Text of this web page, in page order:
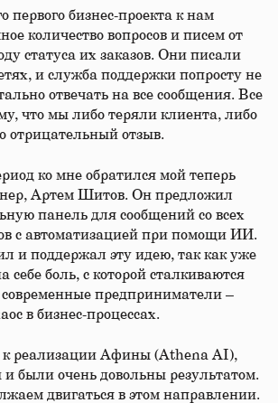
первого бизнес-проекта к нам
количество вопросов и писем от
статуса их заказов. Они писали
и служба поддержки попросту не
отвечать на все сообщения. Все
что мы либо теряли клиента, либо
отрицательный отзыв.
ко мне обратился мой теперь
Артем Шитов. Он предложил
панель для сообщений со всех
с автоматизацией при помощи ИИ.
и поддержал эту идею, так как уже
себе боль, с которой сталкиваются
современные предприниматели –
в бизнес-процессах.
реализации Афины (Athena AI),
и были очень довольны результатом.
двигаться в этом направлении.